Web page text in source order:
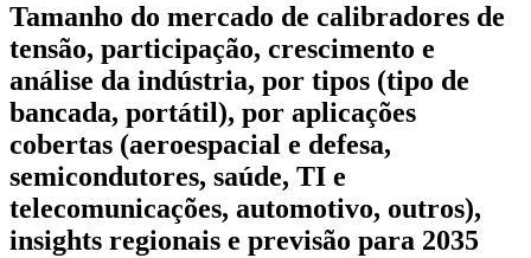
Tamanho do mercado de calibradores de
tensão, participação, crescimento e
análise da indústria, por tipos (tipo de
bancada, portátil), por aplicações
cobertas (aeroespacial e defesa,
semicondutores, saúde, TI e
telecomunicações, automotivo, outros),
insights regionais e previsão para 2035